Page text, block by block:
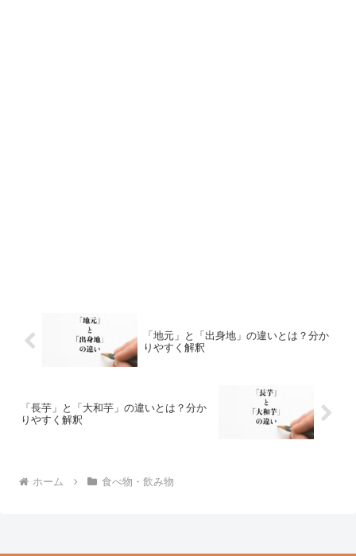
「地元」と「出身地」の違いとは？分か
りやすく解釈
「長芋」と「大和芋」の違いとは？分か
りやすく解釈
ホーム 食べ物・飲み物